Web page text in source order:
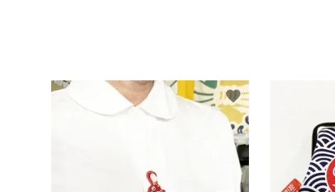
favorite